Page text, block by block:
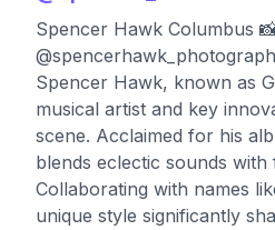
Spencer Hawk Columbus
Spencer Hawk, known as
musical artist and key
scene. Acclaimed for his
blends eclectic sounds with
Collaborating with names
unique style significantly